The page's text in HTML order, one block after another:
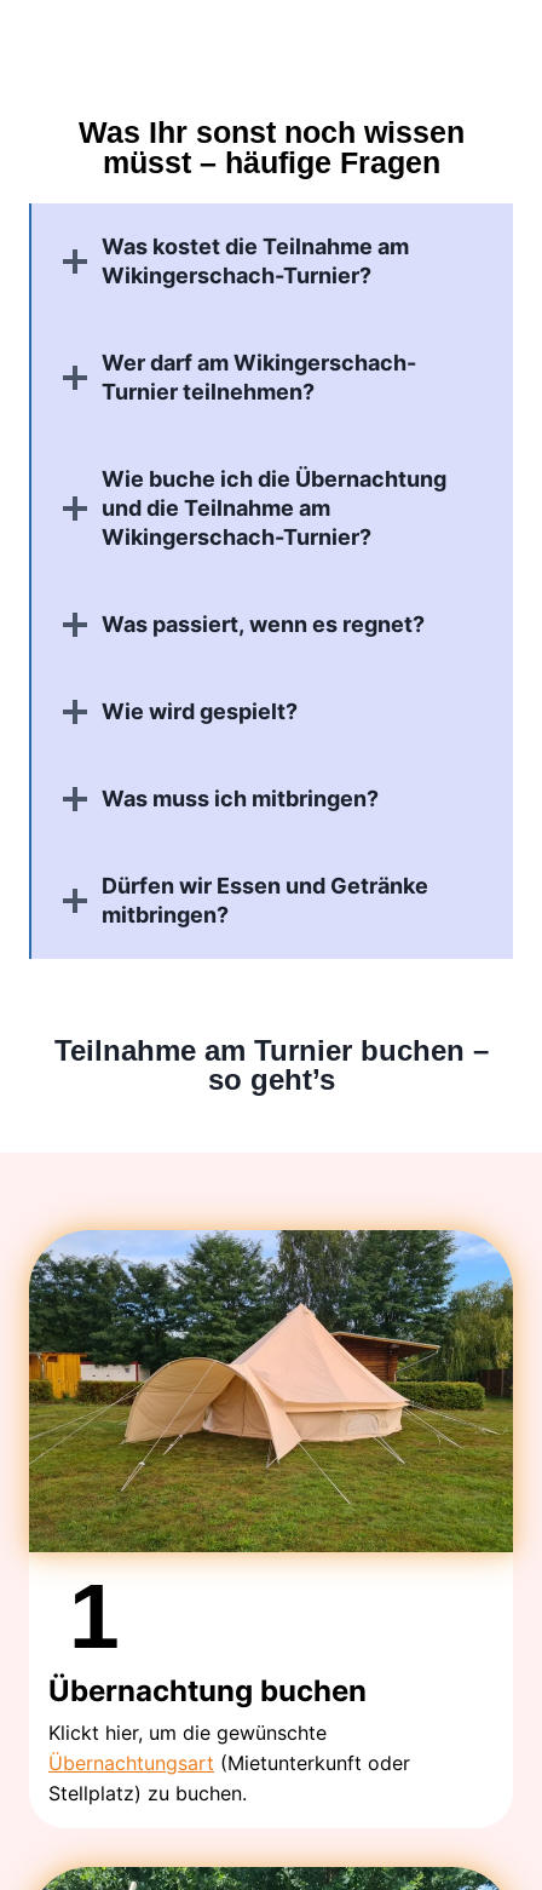
Was Ihr sonst noch wissen
müsst – häufige Fragen
Was kostet die Teilnahme am
Wikingerschach-Turnier?
Wer darf am Wikingerschach-
Turnier teilnehmen?
Wie buche ich die Übernachtung
und die Teilnahme am
Wikingerschach-Turnier?
Was passiert, wenn es regnet?
Wie wird gespielt?
Was muss ich mitbringen?
Dürfen wir Essen und Getränke
mitbringen?
Teilnahme am Turnier buchen –
so geht’s
1
Übernachtung buchen
Klickt hier, um die gewünschte
Übernachtungsart (Mietunterkunft oder
Stellplatz) zu buchen.